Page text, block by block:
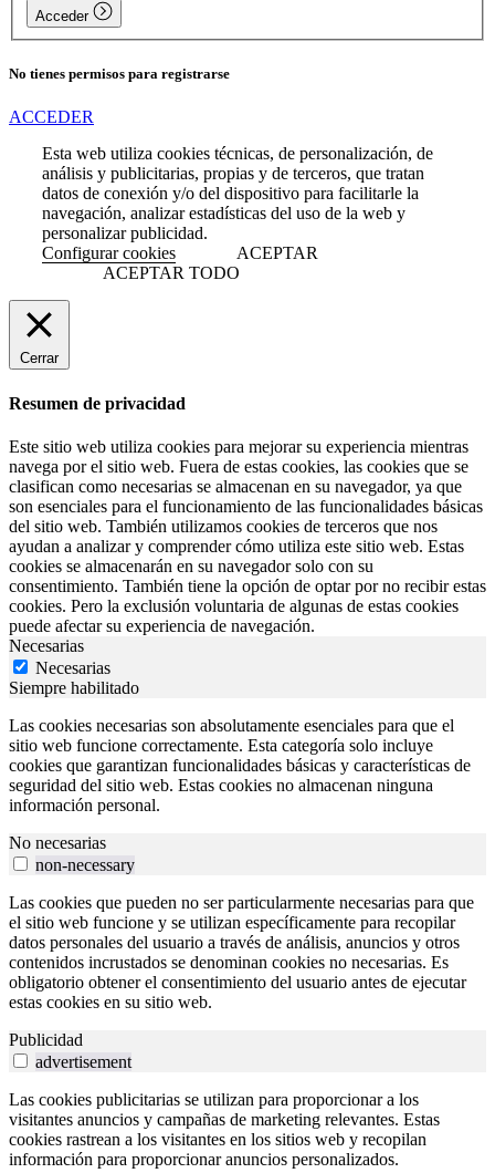
Acceder
No tienes permisos para registrarse
ACCEDER
Esta web utiliza cookies técnicas, de personalización, de
análisis y publicitarias, propias y de terceros, que tratan
datos de conexión y/o del dispositivo para facilitarle la
navegación, analizar estadísticas del uso de la web y
personalizar publicidad.
Configurar cookies
ACEPTAR
ACEPTAR TODO
Cerrar
Resumen de privacidad
Este sitio web utiliza cookies para mejorar su experiencia mientras
navega por el sitio web. Fuera de estas cookies, las cookies que se
clasifican como necesarias se almacenan en su navegador, ya que
son esenciales para el funcionamiento de las funcionalidades básicas
del sitio web. También utilizamos cookies de terceros que nos
ayudan a analizar y comprender cómo utiliza este sitio web. Estas
cookies se almacenarán en su navegador solo con su
consentimiento. También tiene la opción de optar por no recibir estas
cookies. Pero la exclusión voluntaria de algunas de estas cookies
puede afectar su experiencia de navegación.
Necesarias
Necesarias
Siempre habilitado
Las cookies necesarias son absolutamente esenciales para que el
sitio web funcione correctamente. Esta categoría solo incluye
cookies que garantizan funcionalidades básicas y características de
seguridad del sitio web. Estas cookies no almacenan ninguna
información personal.
No necesarias
non-necessary
Las cookies que pueden no ser particularmente necesarias para que
el sitio web funcione y se utilizan específicamente para recopilar
datos personales del usuario a través de análisis, anuncios y otros
contenidos incrustados se denominan cookies no necesarias. Es
obligatorio obtener el consentimiento del usuario antes de ejecutar
estas cookies en su sitio web.
Publicidad
advertisement
Las cookies publicitarias se utilizan para proporcionar a los
visitantes anuncios y campañas de marketing relevantes. Estas
cookies rastrean a los visitantes en los sitios web y recopilan
información para proporcionar anuncios personalizados.